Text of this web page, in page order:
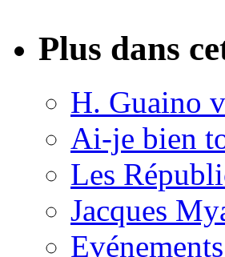
Plus dans
H. Guaino
Ai-je bien
Les
Jacques